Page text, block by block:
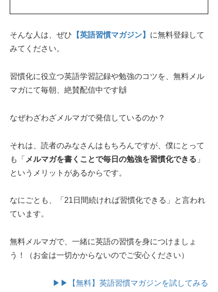
そんな人は、ぜひ 【英語習慣マガジン】 に無料登録して
みてください。
習慣化に役立つ英語学習記録や勉強のコツを、無料メル
マガにて毎朝、絶賛配信中です🙌
なぜわざわざメルマガで発信しているのか？
それは、読者のみなさんはもちろんですが、僕にとって
も「 メルマガを書くことで毎日の勉強を習慣化できる 」
というメリットがあるからです。
なにごとも、「21日間続ければ習慣化できる」と言われ
ています。
無料メルマガで、一緒に英語の習慣を身につけましょ
う！（お金は一切かからないのでご安心ください）
▶▶【無料】英語習慣マガジンを試してみる